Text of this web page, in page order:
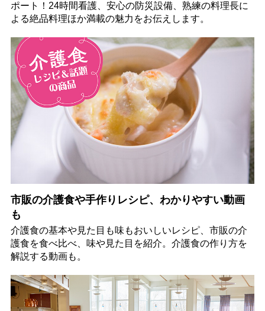
ポート！24時間看護、安心の防災設備、熟練の料理長に
よる絶品料理ほか満載の魅力をお伝えします。
市販の介護食や手作りレシピ、わかりやすい動画
も
介護食の基本や見た目も味もおいしいレシピ、市販の介
護食を食べ比べ、味や見た目を紹介。介護食の作り方を
解説する動画も。